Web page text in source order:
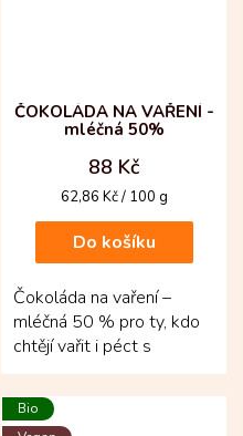
ČOKOLÁDA NA VAŘENÍ -
mléčná 50%
88 Kč
Měrná
62,86 Kč / 100 g
Do košíku
Čokoláda na vaření –
mléčná 50 % pro ty, kdo
chtějí vařit i péct s
opravdovou kvalitou!
Vznikla z kakaových
bobů...
Bio